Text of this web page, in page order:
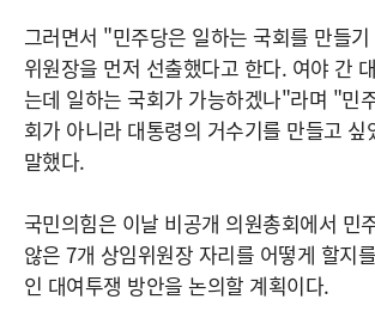
그러면서 "민주당은 일하는 국회를 만들
위원장을 먼저 선출했다고 한다. 여야 간
는데 일하는 국회가 가능하겠나"라며 "민
회가 아니라 대통령의 거수기를 만들고
말했다.
국민의힘은 이날 비공개 의원총회에서 민
않은 7개 상임위원장 자리를 어떻게 할지
인 대여투쟁 방안을 논의할 계획이다.